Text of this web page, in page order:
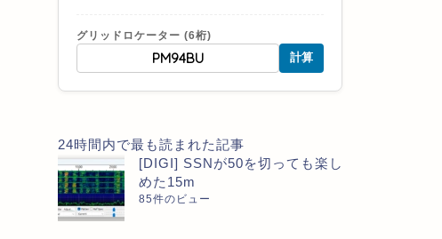
グリッドロケーター (6桁)
計算
24時間内で最も読まれた記事
[DIGI] SSNが50を切っても楽し
めた15m
85件のビュー